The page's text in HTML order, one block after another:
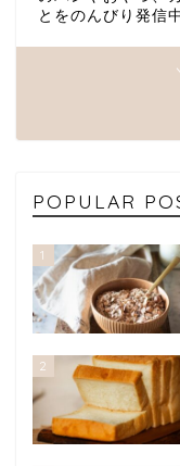
とをのんびり発信中
POPULAR
1
2